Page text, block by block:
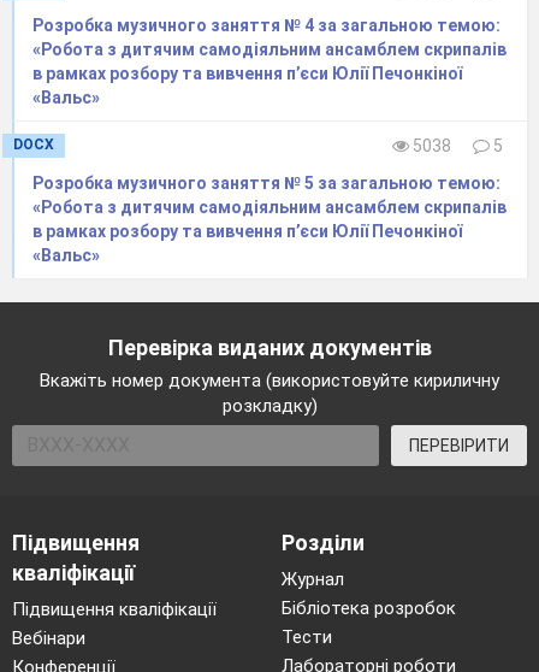
Яку декорацію ви можете уявити ?
Що таке декорація?
( Це предмети на сцені , необхідні для
постановки спектаклю – будинок, тин, тощо
називають – задником. Він вішається на
двох стійках, з’єднаних горизонтальною
планкою)
Квіти за тином”
Хвилинка відпочинку
художників – декораторів
Перша бригада – реквізит – казковий дім,
в якому живуть персонажі казки
Друга бригада – малює тин, а потім
вирізує його
Розробка музичного заняття № 4 за загальною темою:
«Робота з дитячим самодіяльним ансамблем скрипалів
в рамках розбору та вивчення п’єси Юлії Печонкіної
«Вальс»
DOCX 5038
5
Розробка музичного заняття № 5 за загальною темою:
«Робота з дитячим самодіяльним ансамблем скрипалів
в рамках розбору та вивчення п’єси Юлії Печонкіної
«Вальс»
Перевірка виданих документів
Вкажіть номер документа (використовуйте кириличну
розкладку)
ПЕРЕВІРИТИ
Підвищення
кваліфікації
Підвищення кваліфікації
Вебінари
Розділи
Журнал
Бібліотека розробок
Тести
Лабораторні роботи